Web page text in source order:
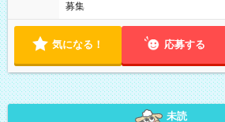
募集
気になる！ 応募する
未読